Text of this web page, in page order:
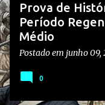
Prova de
Período
Médio
Postado em junho 09,
0